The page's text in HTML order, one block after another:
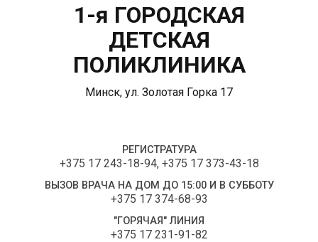
1-я ГОРОДСКАЯ
ДЕТСКАЯ
ПОЛИКЛИНИКА
Минск, ул. Золотая Горка 17
РЕГИСТРАТУРА
+375 17 243-18-94, +375 17 373-43-18
ВЫЗОВ ВРАЧА НА ДОМ ДО 15:00 И В СУББОТУ
+375 17 374-68-93
"ГОРЯЧАЯ" ЛИНИЯ
+375 17 231-91-82